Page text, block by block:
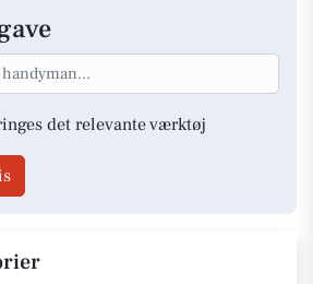
det relevante værktøj